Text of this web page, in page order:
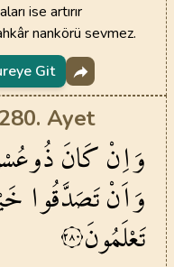
ise artırır
nankörü sevmez.
Git
Ayet
وَاِنْكَانَ
وَاَنْتَصَدَّقُوا
تَعْلَمُونَ٢٨٠